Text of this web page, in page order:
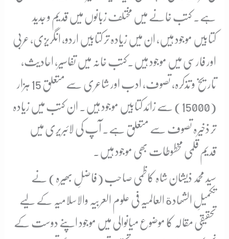
ہے۔ کتب خانے میں مختلف زبانوں میں قدیم و جدید
کتابیں موجود ہیں، ان میں زیادہ تر کتابیں اردو، انگریزی، عربی
اور فارسی میں موجود ہیں۔کتب خانہ میں تفاسیر، احادیث،
تاریخ و تذکرہ، تصوف، ادب اور شاعری سے متعلق 15 ہزار
(15000) سے زائد کتابیں موجود ہیں۔ ان کتب میں زیادہ
تر ذخیرہ تصوف سے متعلق ہے۔ آپ کی لائبریری میں
قدیم قلمی مخطوطات بھی موجود ہیں۔
سید محمد ذیشان شاہ کاظمی صاحب (فاضلِ بھیرہ) نے
تکمیلِ الشھادة العالمیہ فی علوم العربیہ والاسلامیہ کے لیے
تحقیقی مقالہ کا موضوع میانوالی میں موجود اپنے دوست کے